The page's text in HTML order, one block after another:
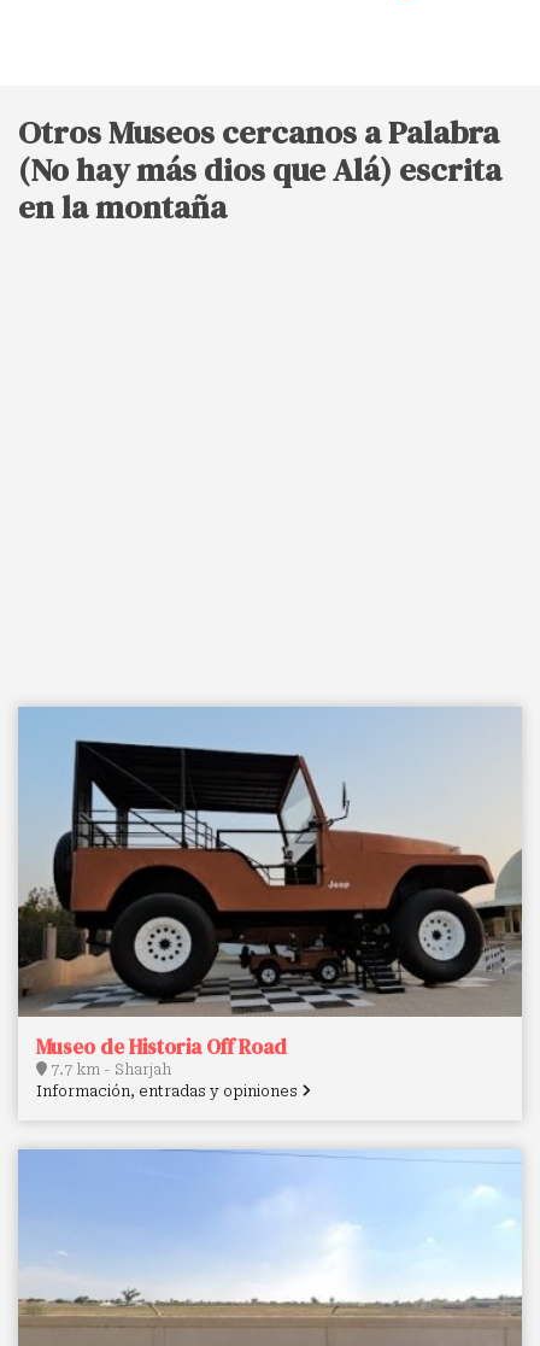
Otros Museos cercanos a Palabra
(No hay más dios que Alá) escrita
en la montaña
Museo de Historia Off Road
7.7 km - Sharjah
Información, entradas y opiniones